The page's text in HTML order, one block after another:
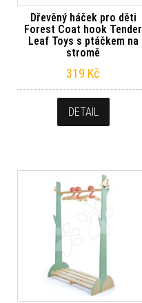
Dřevěný háček pro děti
Forest Coat hook Tender
Leaf Toys s ptáčkem na
stromě
319 Kč
DETAIL